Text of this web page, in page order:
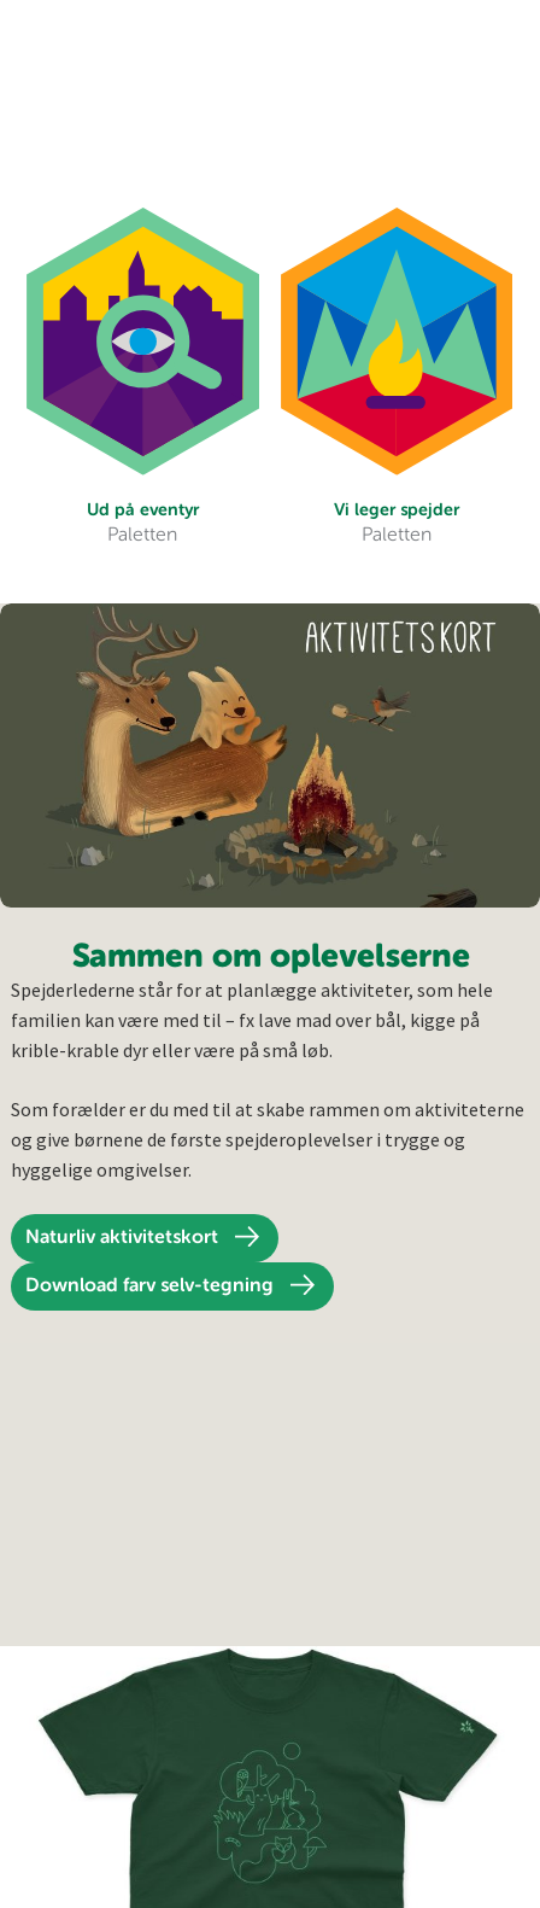
Ud på eventyr
Paletten
Vi leger spejder
Paletten
Sammen om oplevelserne
Spejderlederne står for at planlægge aktiviteter, som hele
familien kan være med til – fx lave mad over bål, kigge på
krible-krable dyr eller være på små løb.
Som forælder er du med til at skabe rammen om aktiviteterne
og give børnene de første spejderoplevelser i trygge og
hyggelige omgivelser.
Naturliv aktivitetskort
Download farv selv-tegning